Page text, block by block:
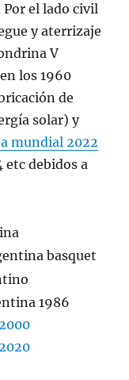
Por el lado civil
y aterrizaje
V
los 1960
de
solar) y
mundial 2022
etc debidos a